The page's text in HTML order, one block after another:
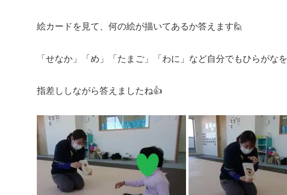
絵カードを見て、何の絵が描いてあるか答えます🙋
「せなか」「め」「たまご」「わに」など自分でもひらがなを
指差ししながら答えましたね👍